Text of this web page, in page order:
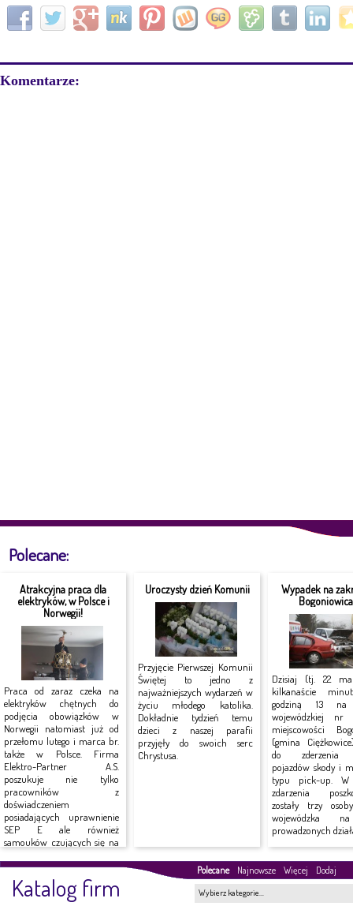
Komentarze:
Polecane:
Atrakcyjna praca dla
elektryków, w Polsce i
Norwegii!
Praca od zaraz czeka na
elektryków chętnych do
podjęcia obowiązków w
Norwegii natomiast już od
przełomu lutego i marca br.
także w Polsce. Firma
Elektro-Partner A.S.
poszukuje nie tylko
pracowników z
doświadczeniem
posiadających uprawnienie
SEP E ale również
samouków czujących się na
Uroczysty dzień Komunii
Przyjęcie Pierwszej Komunii
Świętej to jedno z
najważniejszych wydarzeń w
życiu młodego katolika.
Dokładnie tydzień temu
dzieci z naszej parafii
przyjęły do swoich serc
Chrystusa.
Wypadek na
Dzisiaj (tj. 22
kilkanaście
godziną 13 na
wojewódzkiej
miejscowości
(gmina
do zderzenia
pojazdów skody i
typu pick-up. W
zdarzenia
zostały trzy
wojewódzka
prowadzonych
Polecane Najnowsze Więcej Dodaj
Katalog firm Wybierz kategorie…